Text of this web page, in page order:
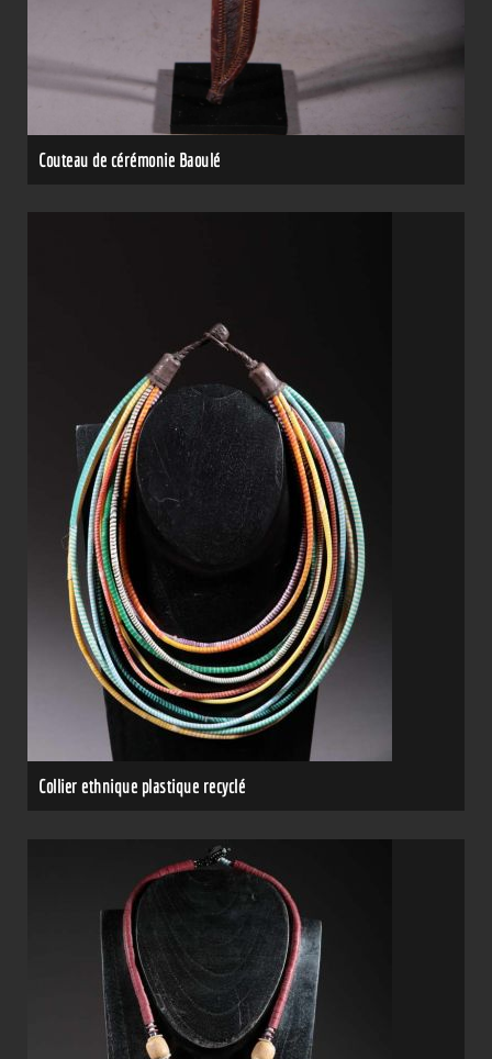
Couteau de cérémonie Baoulé
Collier ethnique plastique recyclé